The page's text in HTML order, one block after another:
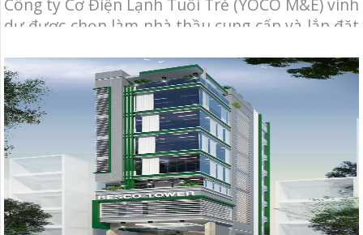
dự được chọn làm nhà thầu cung cấp và lắp đặt
cho biệt thự Nhà Bè. Địa điểm: Khu Cotec, Nhà
Bè, Tp.HCM. Hạng mục: Cung cấp và thi công hệ
thống cơ điện lạnh, bao gồm: Hệ